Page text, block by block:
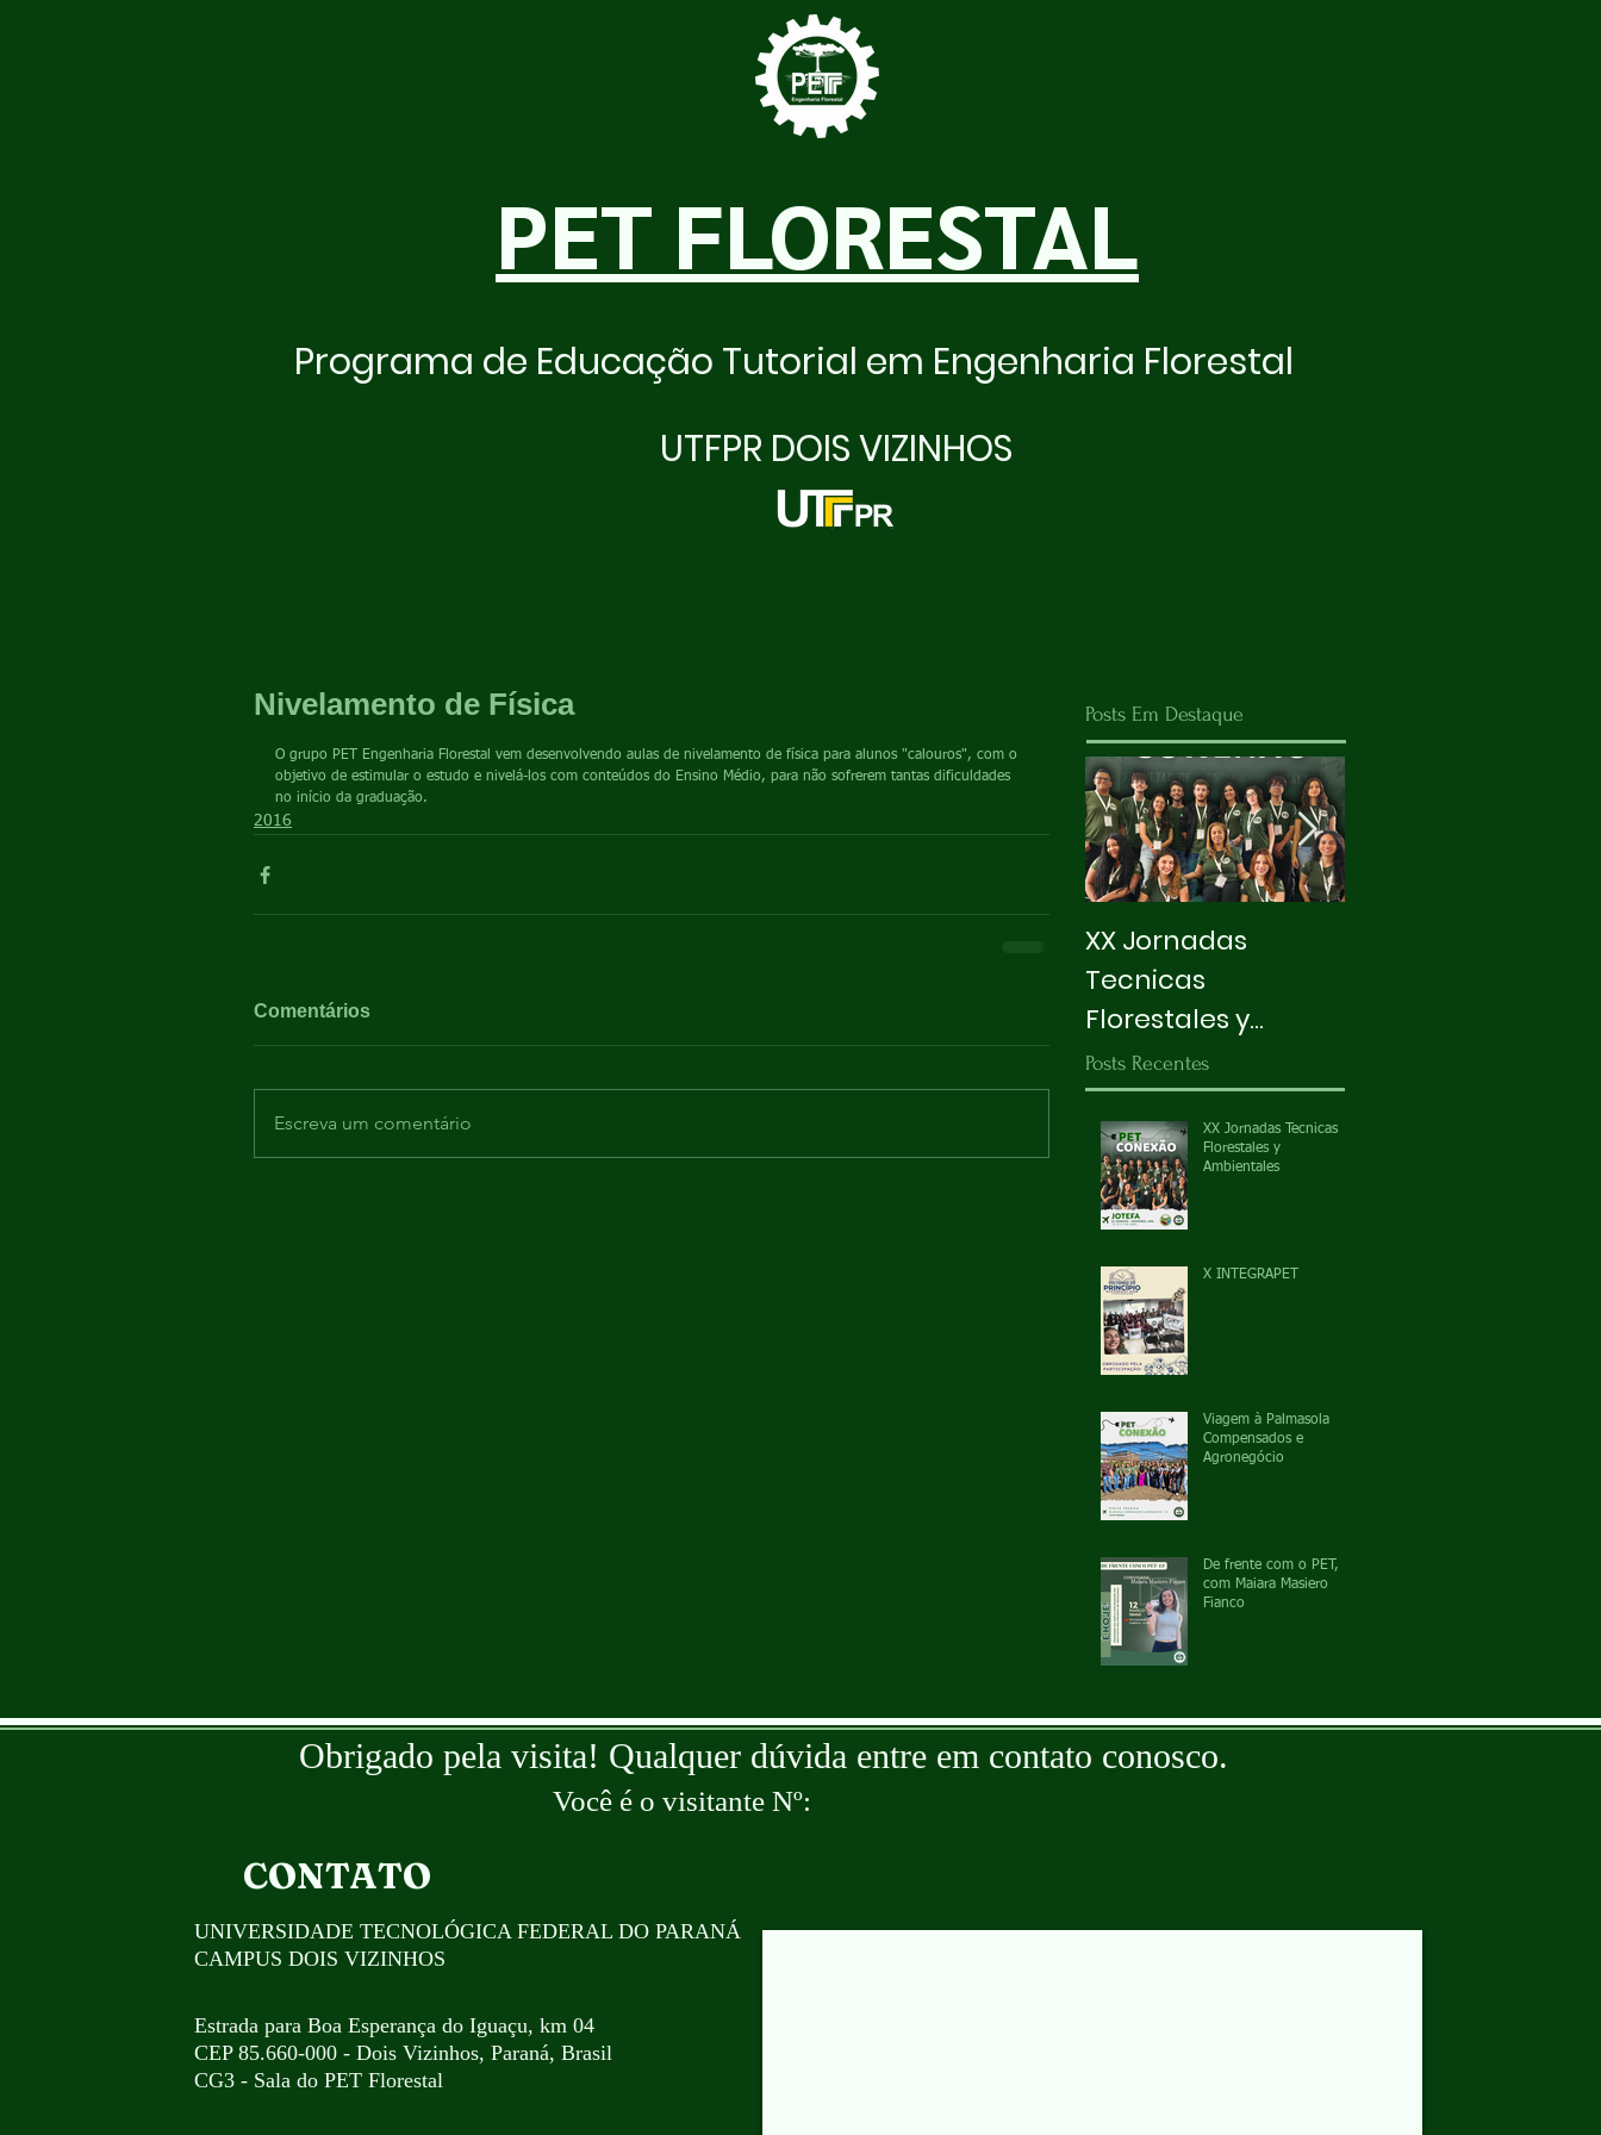
PET FLORESTAL
Programa de Educação Tutorial em Engenharia Florestal
UTFPR DOIS VIZINHOS
Nivelamento de Física
O grupo PET Engenharia Florestal vem desenvolvendo aulas de nivelamento de física para alunos "calouros", com o
objetivo de estimular o estudo e nivelá-los com conteúdos do Ensino Médio, para não sofrerem tantas dificuldades
no início da graduação.
2016
Comentários
Escreva um comentário
Posts Em Destaque
XX Jornadas
Tecnicas
Florestales y
Ambientales
Posts Recentes
XX Jornadas Tecnicas
Florestales y
Ambientales
X INTEGRAPET
Viagem à Palmasola
Compensados e
Agronegócio
De frente com o PET,
com Maiara Masiero
Fianco
Obrigado pela visita! Qualquer dúvida entre em contato conosco.
Você é o visitante Nº:
CONTATO
UNIVERSIDADE TECNOLÓGICA FEDERAL DO PARANÁ
CAMPUS DOIS VIZINHOS
Estrada para Boa Esperança do Iguaçu, km 04
CEP 85.660-000 - Dois Vizinhos, Paraná, Brasil
CG3 - Sala do PET Florestal